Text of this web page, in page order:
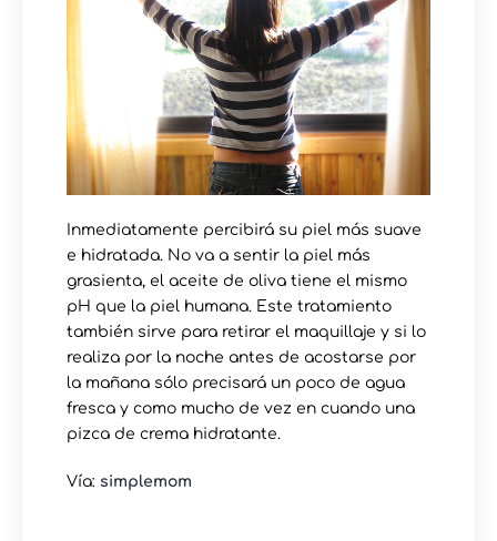
Inmediatamente percibirá su piel más suave
e hidratada. No va a sentir la piel más
grasienta, el aceite de oliva tiene el mismo
pH que la piel humana. Este tratamiento
también sirve para retirar el maquillaje y si lo
realiza por la noche antes de acostarse por
la mañana sólo precisará un poco de agua
fresca y como mucho de vez en cuando una
pizca de crema hidratante.
Vía: simplemom